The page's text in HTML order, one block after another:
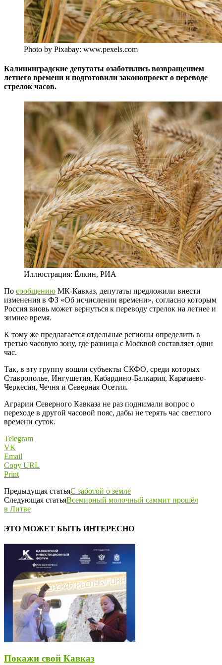
Photo by Pixabay: www.pexels.com
Калининградские депутаты озаботились возвращением
летнего времени и подготовили законопроект о переводе
стрелок часов.
Иллюстрация: Ёлкин, РИА
По сообщению МК-Кавказ, депутаты предложили внести
изменения в ФЗ «Об исчислении времени», согласно которым
Россия вновь может вернуться к переводу стрелок на летнее и
зимнее время.
К тому же предлагается отдельные регионы определить в
третью часовую зону, где разница с Москвой составляет один
час.
Так, в эту группу вошли субъекты СКФО, среди которых
Ставрополье, Ингушетия, Кабардино-Балкария, Карачаево-
Черкесия, Чечня и Северная Осетия.
Аграрии Северного Кавказа не раз поднимали вопрос о
переходе в другой часовой пояс, дабы не терять час светлого
времени суток.
Telegram
VK
Email
Copy URL
Print
Предыдущая статьяС заботой о земле
Следующая статьяВсемирный молочный саммит прошёл
в Литве
ЭТО МОЖЕТ БЫТЬ ИНТЕРЕСНО
Покажи свой Кавказ